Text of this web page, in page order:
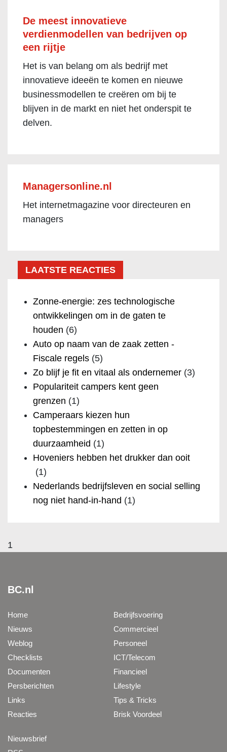
De meest innovatieve
verdienmodellen van bedrijven op
een rijtje
Het is van belang om als bedrijf met
innovatieve ideeën te komen en nieuwe
businessmodellen te creëren om bij te
blijven in de markt en niet het onderspit te
delven.
Managersonline.nl
Het internetmagazine voor directeuren en
managers
LAATSTE REACTIES
Zonne-energie: zes technologische
ontwikkelingen om in de gaten te
houden (6)
Auto op naam van de zaak zetten -
Fiscale regels (5)
Zo blijf je fit en vitaal als ondernemer (3)
Populariteit campers kent geen
grenzen (1)
Camperaars kiezen hun
topbestemmingen en zetten in op
duurzaamheid (1)
Hoveniers hebben het drukker dan ooit
(1)
Nederlands bedrijfsleven en social selling
nog niet hand-in-hand (1)
1
BC.nl
Home
Nieuws
Weblog
Checklists
Documenten
Persberichten
Links
Reacties
Bedrijfsvoering
Commercieel
Personeel
ICT/Telecom
Financieel
Lifestyle
Tips & Tricks
Brisk Voordeel
Nieuwsbrief